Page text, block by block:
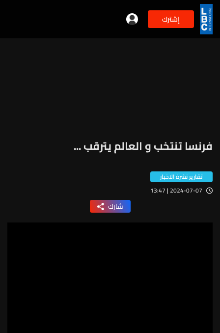
إشترك
فرنسا تنتخب و العالم يترقب ...
تقارير نشرة الاخبار
2024-07-07 | 13:47
شارك